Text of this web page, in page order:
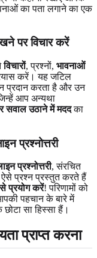
का पता लगाने का एक
पर विचार करें
विचारों, प्रश्नों, भावनाओं
करें। यह जटिल
प्रदान करता है और उन
आप अन्यथा
सवाल उठाने में मददका
प्रश्नोत्तरी
प्रश्नोत्तरी, संरचित
प्रश्न प्रस्तुत करते हैं
से प्रयोग करें! परिणामों को
पहचान के बारे में
सा हिस्सा हैं।
प्राप्त करना